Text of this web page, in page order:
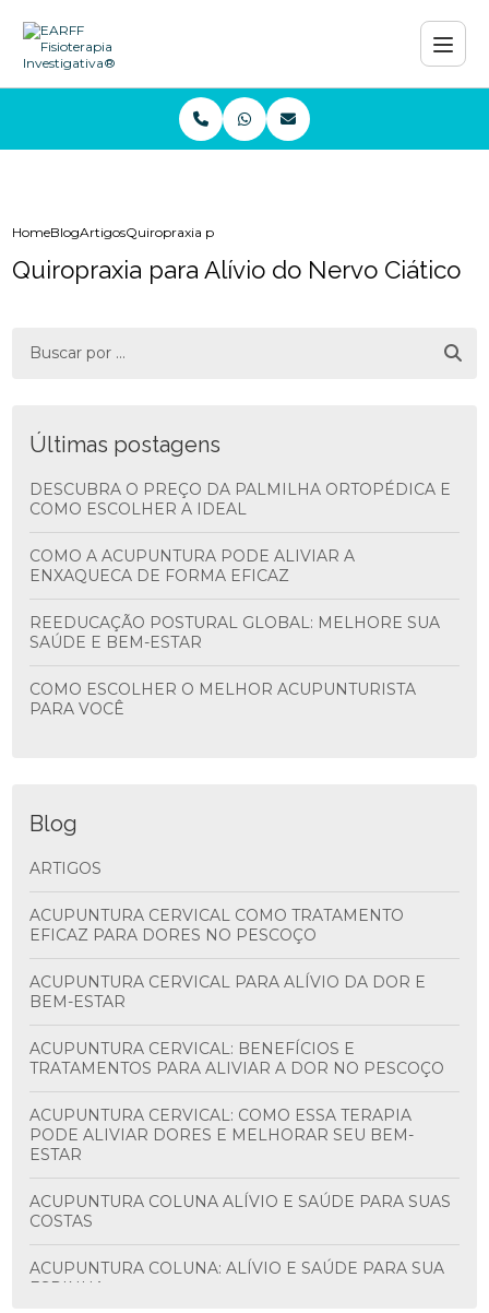
HomeBlogArtigosQuiropraxia para Alívio do Nervo Ciático
Quiropraxia para Alívio do Nervo Ciático
Últimas postagens
DESCUBRA O PREÇO DA PALMILHA ORTOPÉDICA E
COMO ESCOLHER A IDEAL
COMO A ACUPUNTURA PODE ALIVIAR A
ENXAQUECA DE FORMA EFICAZ
REEDUCAÇÃO POSTURAL GLOBAL: MELHORE SUA
SAÚDE E BEM-ESTAR
COMO ESCOLHER O MELHOR ACUPUNTURISTA
PARA VOCÊ
Blog
ARTIGOS
ACUPUNTURA CERVICAL COMO TRATAMENTO
EFICAZ PARA DORES NO PESCOÇO
ACUPUNTURA CERVICAL PARA ALÍVIO DA DOR E
BEM-ESTAR
ACUPUNTURA CERVICAL: BENEFÍCIOS E
TRATAMENTOS PARA ALIVIAR A DOR NO PESCOÇO
ACUPUNTURA CERVICAL: COMO ESSA TERAPIA
PODE ALIVIAR DORES E MELHORAR SEU BEM-
ESTAR
ACUPUNTURA COLUNA ALÍVIO E SAÚDE PARA SUAS
COSTAS
ACUPUNTURA COLUNA: ALÍVIO E SAÚDE PARA SUA
ESPINHA